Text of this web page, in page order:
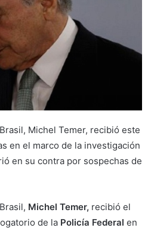
Michel Temer, recibió este
en el marco de la investigación
en su contra por sospechas de
Michel Temer, recibió el
de la Policía Federal en